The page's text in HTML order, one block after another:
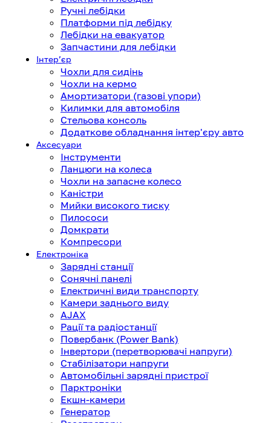
Ручні лебідки
Платформи під лебідку
Лебідки на евакуатор
Запчастини для лебідки
Інтерʼєр
Чохли для сидінь
Чохли на кермо
Амортизатори (газові упори)
Килимки для автомобіля
Стельова консоль
Додаткове обладнання інтер'єру авто
Аксесуари
Інструменти
Ланцюги на колеса
Чохли на запасне колесо
Каністри
Мийки високого тиску
Пилососи
Домкрати
Компресори
Електроніка
Зарядні станції
Сонячні панелі
Електричні види транспорту
Камери заднього виду
AJAX
Рації та радіостанції
Повербанк (Power Bank)
Інвертори (перетворювачі напруги)
Стабілізатори напруги
Автомобільні зарядні пристрої
Парктроніки
Екшн-камери
Генератор